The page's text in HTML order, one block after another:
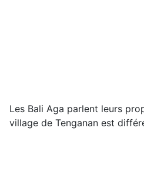
Les Bali Aga parlent leurs
village de Tenganan est